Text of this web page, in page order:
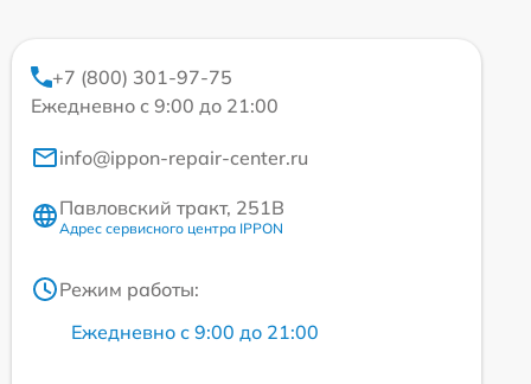
+7 (800) 301-97-75
Ежедневно с 9:00 до 21:00
info@ippon-repair-center.ru
Павловский тракт, 251В
Адрес сервисного центра IPPON
Режим работы:
Ежедневно с 9:00 до 21:00